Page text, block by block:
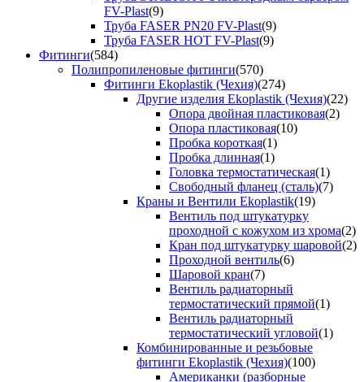
FV-Plast(9)
Труба FASER PN20 FV-Plast(9)
Труба FASER HOT FV-Plast(9)
Фитинги(584)
Полипропиленовые фитинги(570)
Фитинги Ekoplastik (Чехия)(274)
Другие изделия Ekoplastik (Чехия)(22)
Опора двойная пластиковая(2)
Опора пластиковая(10)
Пробка короткая(1)
Пробка длинная(1)
Головка термостатическая(1)
Свободный фланец (сталь)(7)
Краны и Вентили Ekoplastik(19)
Вентиль под штукатурку
проходной с кожухом из хрома(2)
Кран под штукатурку шаровой(2)
Проходной вентиль(6)
Шаровой кран(7)
Вентиль радиаторный
термостатический прямой(1)
Вентиль радиаторный
термостатический угловой(1)
Комбинированные и резьбовые
фитинги Ekoplastik (Чехия)(100)
Американки (разборные